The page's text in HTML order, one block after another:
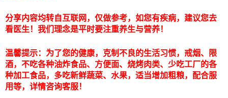
分享内容均转自互联网，仅做参考，如您有疾病，建议您去
看医生！我们理念是平时要注重养生与营养！
温馨提示：为了您的健康，克制不良的生活习惯，戒烟、限
酒，不吃各种油炸食品、方便面、烧烤肉类、少吃工厂的各
种加工食品，多吃新鲜蔬菜、水果，适当增加粗粮，配合服
用等，详情咨询客服！